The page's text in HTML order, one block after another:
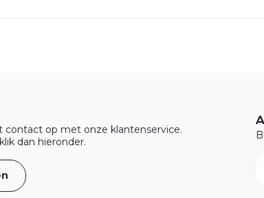
op met onze klantenservice.
dan hieronder.